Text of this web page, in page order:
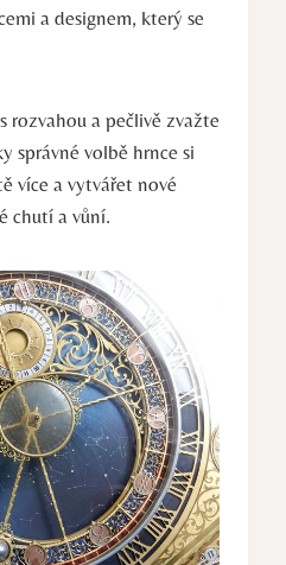
a designem, který se
rozvahou a pečlivě zvažte
správné volbě hrnce si
více a vytvářet nové
chutí a vůní.